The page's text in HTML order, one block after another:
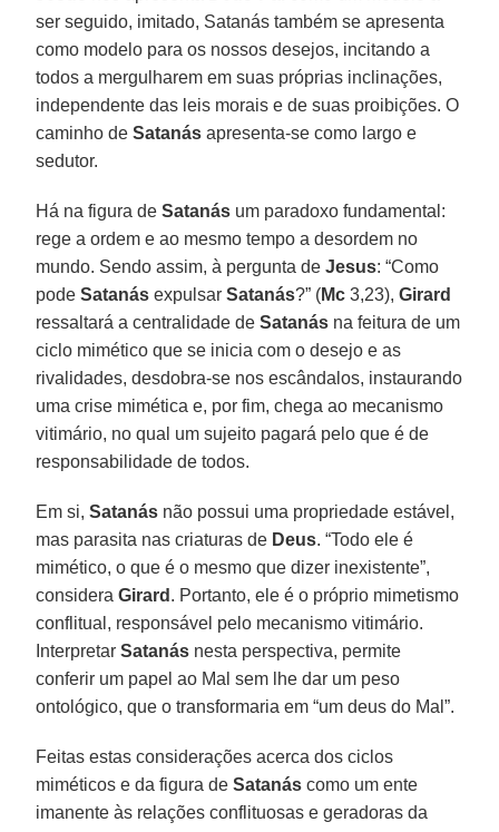
ser seguido, imitado, Satanás também se apresenta
como modelo para os nossos desejos, incitando a
todos a mergulharem em suas próprias inclinações,
independente das leis morais e de suas proibições. O
caminho deSatanás apresenta-se como largo e
sedutor.
Há na figura deSatanás um paradoxo fundamental:
rege a ordem e ao mesmo tempo a desordem no
mundo. Sendo assim, à pergunta deJesus: “Como
podeSatanás expulsarSatanás?” (Mc 3,23),Girard
ressaltará a centralidade deSatanás na feitura de um
ciclo mimético que se inicia com o desejo e as
rivalidades, desdobra-se nos escândalos, instaurando
uma crise mimética e, por fim, chega ao mecanismo
vitimário, no qual um sujeito pagará pelo que é de
responsabilidade de todos.
Em si,Satanás não possui uma propriedade estável,
mas parasita nas criaturas de Deus. “Todo ele é
mimético, o que é o mesmo que dizer inexistente”,
consideraGirard . Portanto, ele é o próprio mimetismo
conflitual, responsável pelo mecanismo vitimário.
InterpretarSatanás nesta perspectiva, permite
conferir um papel ao Mal sem lhe dar um peso
ontológico, que o transformaria em “um deus do Mal”.
Feitas estas considerações acerca dos ciclos
miméticos e da figura deSatanás como um ente
imanente às relações conflituosas e geradoras da